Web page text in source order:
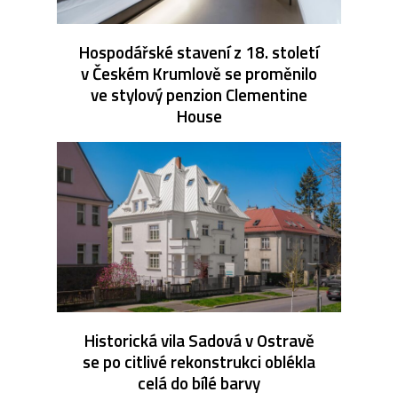
Hospodářské stavení z 18. století
v Českém Krumlově se proměnilo
ve stylový penzion Clementine
House
Historická vila Sadová v Ostravě
se po citlivé rekonstrukci oblékla
celá do bílé barvy